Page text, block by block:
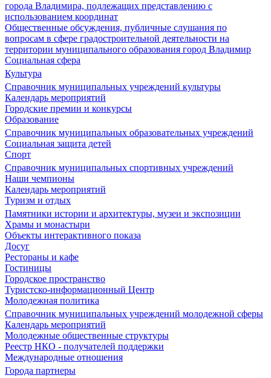
города Владимира, подлежащих представлению с
использованием координат
Общественные обсуждения, публичные слушания по
вопросам в сфере градостроительной деятельности на
территории муниципального образования город Владимир
Социальная сфера
Культура
Справочник муниципальных учреждений культуры
Календарь мероприятий
Городские премии и конкурсы
Образование
Справочник муниципальных образовательных учреждений
Социальная защита детей
Спорт
Справочник муниципальных спортивных учреждений
Наши чемпионы
Календарь мероприятий
Туризм и отдых
Памятники истории и архитектуры, музеи и экспозиции
Храмы и монастыри
Объекты интерактивного показа
Досуг
Рестораны и кафе
Гостиницы
Городское пространство
Туристско-информационный Центр
Молодежная политика
Справочник муниципальных учреждений молодежной сферы
Календарь мероприятий
Молодежные общественные структуры
Реестр НКО - получателей поддержки
Международные отношения
Города партнеры